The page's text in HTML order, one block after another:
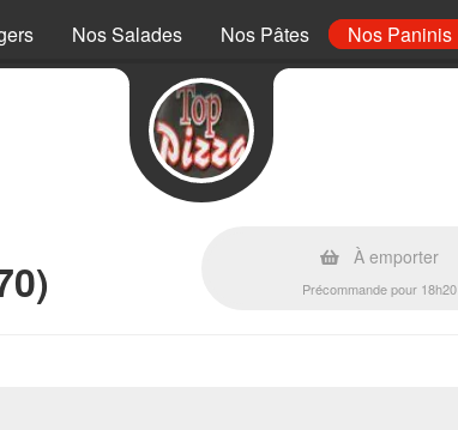
Nos Salades Nos Pâtes Nos Paninis
À emporter
Précommande pour 18h20